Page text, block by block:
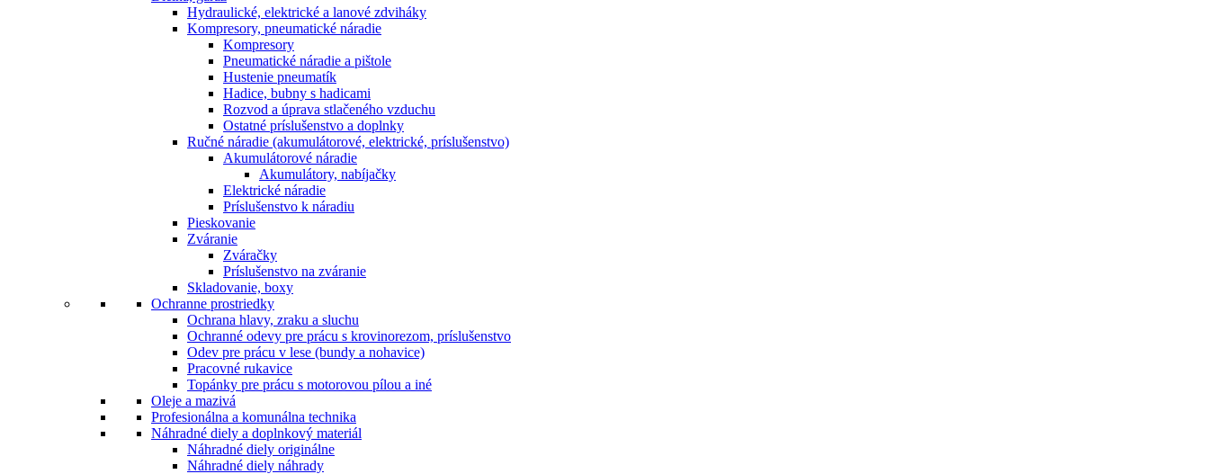
Hydraulické, elektrické a lanové zdviháky
Kompresory, pneumatické náradie
Kompresory
Pneumatické náradie a pištole
Hustenie pneumatík
Hadice, bubny s hadicami
Rozvod a úprava stlačeného vzduchu
Ostatné príslušenstvo a doplnky
Ručné náradie (akumulátorové, elektrické, príslušenstvo)
Akumulátorové náradie
Akumulátory, nabíjačky
Elektrické náradie
Príslušenstvo k náradiu
Pieskovanie
Zváranie
Zváračky
Príslušenstvo na zváranie
Skladovanie, boxy
Ochranne prostriedky
Ochrana hlavy, zraku a sluchu
Ochranné odevy pre prácu s krovinorezom, príslušenstvo
Odev pre prácu v lese (bundy a nohavice)
Pracovné rukavice
Topánky pre prácu s motorovou pílou a iné
Oleje a mazivá
Profesionálna a komunálna technika
Náhradné diely a doplnkový materiál
Náhradné diely originálne
Náhradné diely náhrady